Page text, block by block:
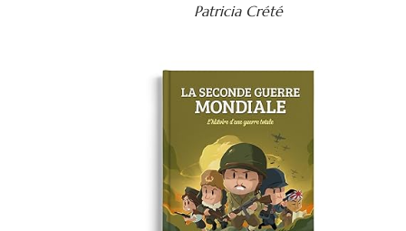
Patricia Crété